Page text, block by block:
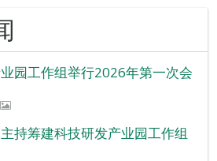
园工作组举行2026年第一次会
持筹建科技研发产业园工作组